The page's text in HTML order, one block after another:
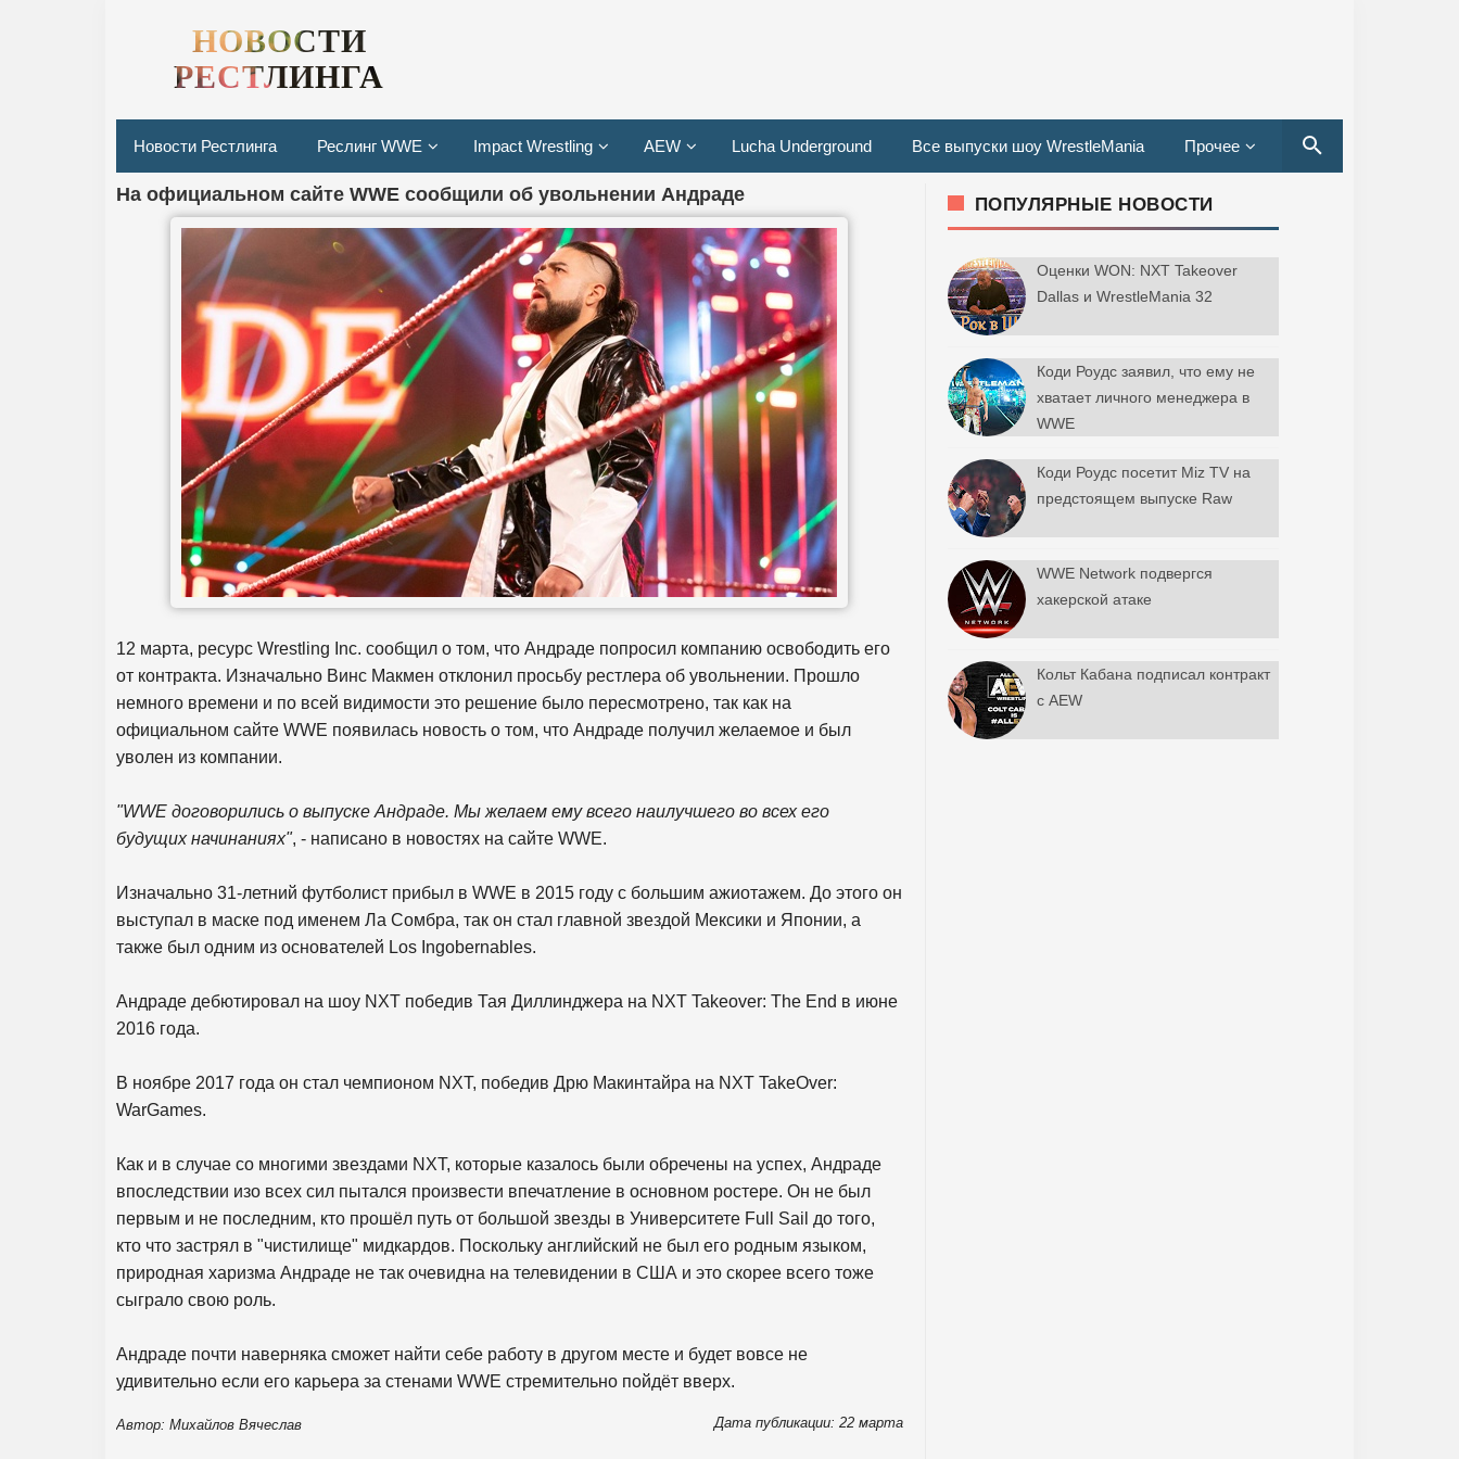
НОВОСТИ
РЕСТЛИНГА
Новости Рестлинга Реслинг WWE Impact Wrestling AEW Lucha Underground Все выпуски шоу WrestleMania Прочее
На официальном сайте WWE сообщили об увольнении Андраде
12 марта, ресурс Wrestling Inc. сообщил о том, что Андраде попросил компанию освободить его
от контракта. Изначально Винс Макмен отклонил просьбу рестлера об увольнении. Прошло
немного времени и по всей видимости это решение было пересмотрено, так как на
официальном сайте WWE появилась новость о том, что Андраде получил желаемое и был
уволен из компании.
"WWE договорились о выпуске Андраде. Мы желаем ему всего наилучшего во всех его
будущих начинаниях", - написано в новостях на сайте WWE.
Изначально 31-летний футболист прибыл в WWE в 2015 году с большим ажиотажем. До этого он
выступал в маске под именем Ла Сомбра, так он стал главной звездой Мексики и Японии, а
также был одним из основателей Los Ingobernables.
Андраде дебютировал на шоу NXT победив Тая Диллинджера на NXT Takeover: The End в июне
2016 года.
В ноябре 2017 года он стал чемпионом NXT, победив Дрю Макинтайра на NXT TakeOver:
WarGames.
Как и в случае со многими звездами NXT, которые казалось были обречены на успех, Андраде
впоследствии изо всех сил пытался произвести впечатление в основном ростере. Он не был
первым и не последним, кто прошёл путь от большой звезды в Университете Full Sail до того,
кто что застрял в "чистилище" мидкардов. Поскольку английский не был его родным языком,
природная харизма Андраде не так очевидна на телевидении в США и это скорее всего тоже
сыграло свою роль.
Андраде почти наверняка сможет найти себе работу в другом месте и будет вовсе не
удивительно если его карьера за стенами WWE стремительно пойдёт вверх.
Автор: Михайлов Вячеслав Дата публикации: 22 марта
ПОПУЛЯРНЫЕ НОВОСТИ
Оценки WON: NXT Takeover
Dallas и WrestleMania 32
Коди Роудс заявил, что ему не
хватает личного менеджера в
WWE
Коди Роудс посетит Miz TV на
предстоящем выпуске Raw
WWE Network подвергся
хакерской атаке
Кольт Кабана подписал контракт
с AEW